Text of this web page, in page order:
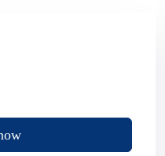
en Metodología ABA.
distintas charlas en
al trabajo con chicos con